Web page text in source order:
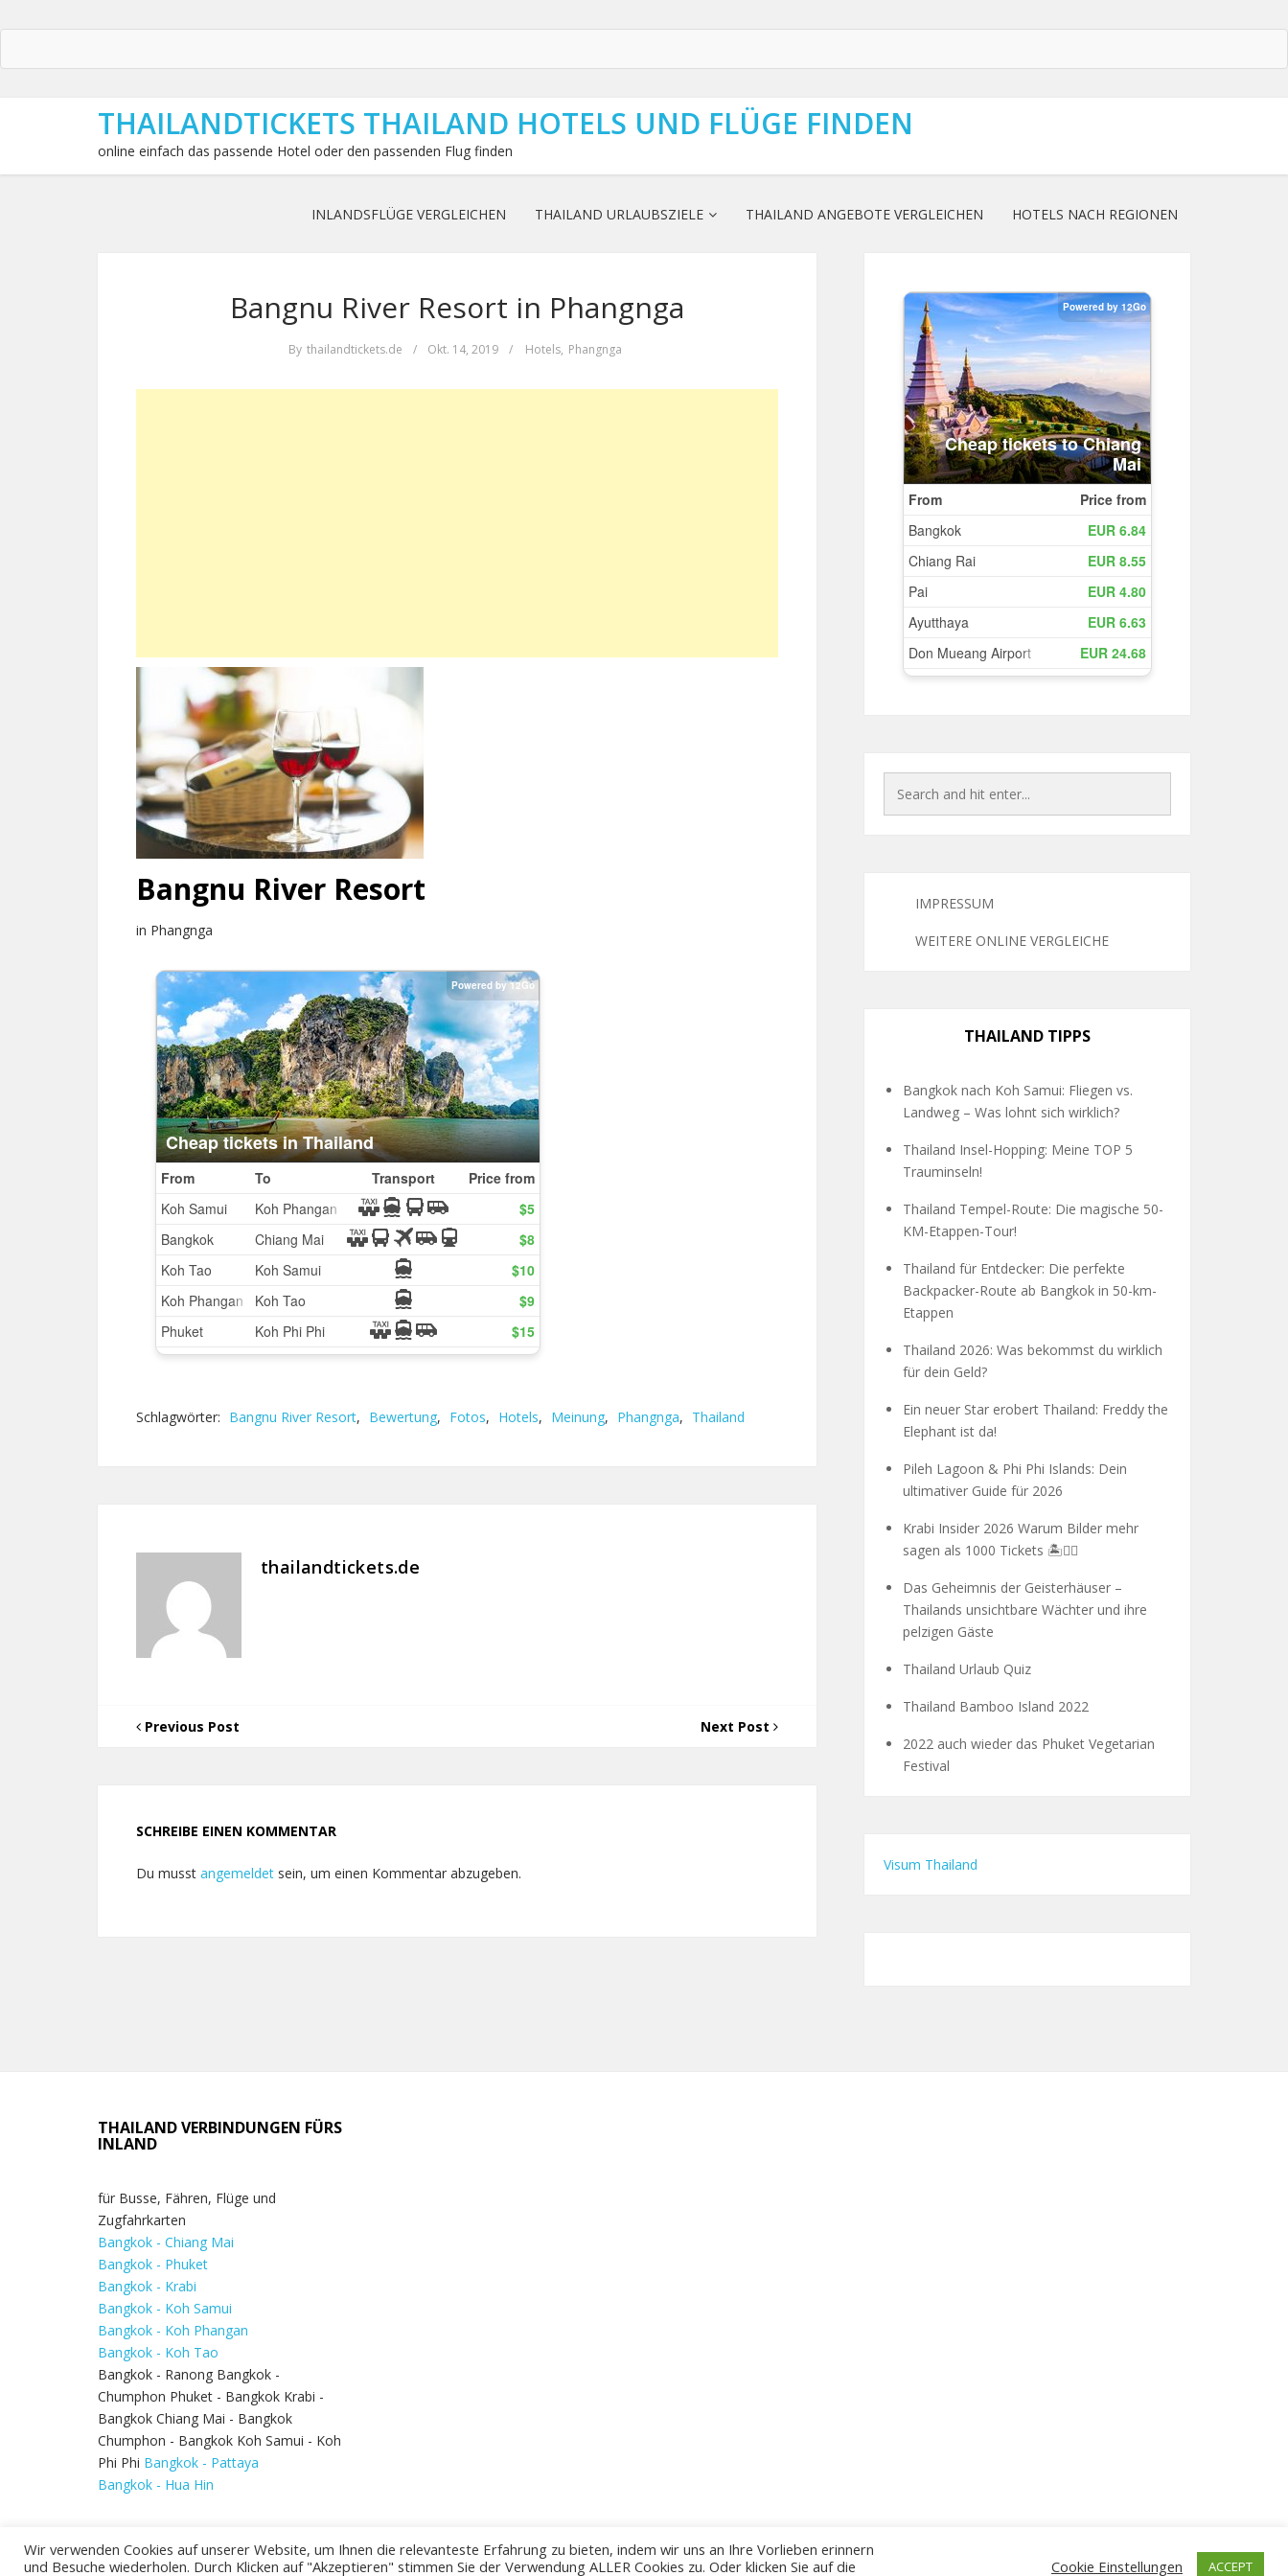
THAILANDTICKETS THAILAND HOTELS UND FLÜGE FINDEN
online einfach das passende Hotel oder den passenden Flug finden
INLANDSFLÜGE VERGLEICHEN THAILAND URLAUBSZIELE THAILAND ANGEBOTE VERGLEICHEN HOTELS NACH REGIONEN
Bangnu River Resort in Phangnga
By thailandtickets.de / Okt. 14, 2019 / Hotels, Phangnga
Bangnu River Resort
in Phangnga
Schlagwörter: Bangnu River Resort, Bewertung, Fotos, Hotels, Meinung, Phangnga, Thailand
thailandtickets.de
Previous Post Next Post
SCHREIBE EINEN KOMMENTAR
Du musst angemeldet sein, um einen Kommentar abzugeben.
IMPRESSUM
WEITERE ONLINE VERGLEICHE
THAILAND TIPPS
Bangkok nach Koh Samui: Fliegen vs.
Landweg – Was lohnt sich wirklich?
Thailand Insel-Hopping: Meine TOP 5
Trauminseln!
Thailand Tempel-Route: Die magische 50-
KM-Etappen-Tour!
Thailand für Entdecker: Die perfekte
Backpacker-Route ab Bangkok in 50-km-
Etappen
Thailand 2026: Was bekommst du wirklich
für dein Geld?
Ein neuer Star erobert Thailand: Freddy the
Elephant ist da!
Pileh Lagoon & Phi Phi Islands: Dein
ultimativer Guide für 2026
Krabi Insider 2026 Warum Bilder mehr
sagen als 1000 Tickets 🏝️🧗‍♂️
Das Geheimnis der Geisterhäuser –
Thailands unsichtbare Wächter und ihre
pelzigen Gäste
Thailand Urlaub Quiz
Thailand Bamboo Island 2022
2022 auch wieder das Phuket Vegetarian
Festival
Visum Thailand
THAILAND VERBINDUNGEN FÜRS
INLAND
für Busse, Fähren, Flüge und
Zugfahrkarten
Bangkok - Chiang Mai
Bangkok - Phuket
Bangkok - Krabi
Bangkok - Koh Samui
Bangkok - Koh Phangan
Bangkok - Koh Tao
Bangkok - Ranong Bangkok -
Chumphon Phuket - Bangkok Krabi -
Bangkok Chiang Mai - Bangkok
Chumphon - Bangkok Koh Samui - Koh
Phi Phi Bangkok - Pattaya
Bangkok - Hua Hin
Wir verwenden Cookies auf unserer Website, um Ihnen die relevanteste Erfahrung zu bieten, indem wir uns an Ihre Vorlieben erinnern
und Besuche wiederholen. Durch Klicken auf "Akzeptieren" stimmen Sie der Verwendung ALLER Cookies zu. Oder klicken Sie auf die
Cookie Einstellungen ACCEPT